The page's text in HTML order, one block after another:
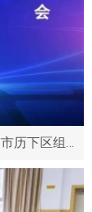
智慧教育赋能课堂 数据分析助力教研——济南市历下区组织中央电化教育馆智能研修平台工作推进会